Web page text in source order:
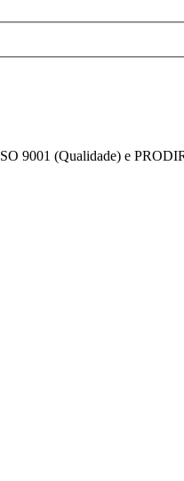
9001 (Qualidade) e